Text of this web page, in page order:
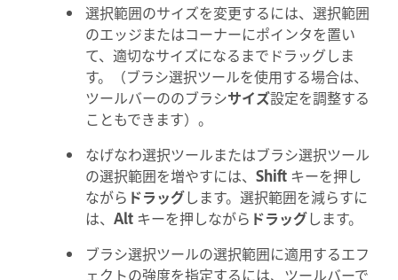
選択範囲のサイズを変更するには、選択範囲
のエッジまたはコーナーにポインタを置い
て、適切なサイズになるまでドラッグしま
す。（ブラシ選択ツールを使用する場合は、
ツールバーののブラシサイズ設定を調整する
こともできます）。
なげなわ選択ツールまたはブラシ選択ツール
の選択範囲を増やすには、 Shift キーを押し
ながら ドラッグします。選択範囲を減らすに
は、 Alt キーを押しながら ドラッグします。
ブラシ選択ツールの選択範囲に適用するエフ
ェクトの強度を指定するには、ツールバーで